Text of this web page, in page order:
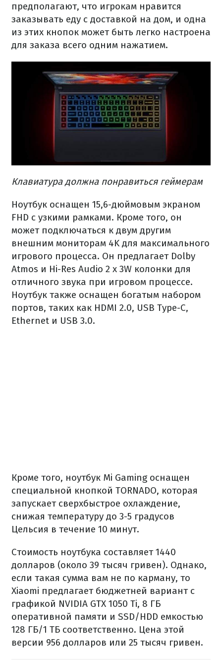
предполагают, что игрокам нравится
заказывать еду с доставкой на дом, и одна
из этих кнопок может быть легко настроена
для заказа всего одним нажатием.
Клавиатура должна понравиться геймерам
Ноутбук оснащен 15,6-дюймовым экраном
FHD с узкими рамками. Кроме того, он
может подключаться к двум другим
внешним мониторам 4K для максимального
игрового процесса. Он предлагает Dolby
Atmos и Hi-Res Audio 2 x 3W колонки для
отличного звука при игровом процессе.
Ноутбук также оснащен богатым набором
портов, таких как HDMI 2.0, USB Type-C,
Ethernet и USB 3.0.
Кроме того, ноутбук Mi Gaming оснащен
специальной кнопкой TORNADO, которая
запускает сверхбыстрое охлаждение,
снижая температуру до 3-5 градусов
Цельсия в течение 10 минут.
Стоимость ноутбука составляет 1440
долларов (около 39 тысяч гривен). Однако,
если такая сумма вам не по карману, то
Xiaomi предлагает бюджетней вариант с
графикой NVIDIA GTX 1050 Ti, 8 ГБ
оперативной памяти и SSD/HDD емкостью
128 ГБ/1 ТБ соответственно. Цена этой
версии 956 долларов или 25 тысяч гривен.